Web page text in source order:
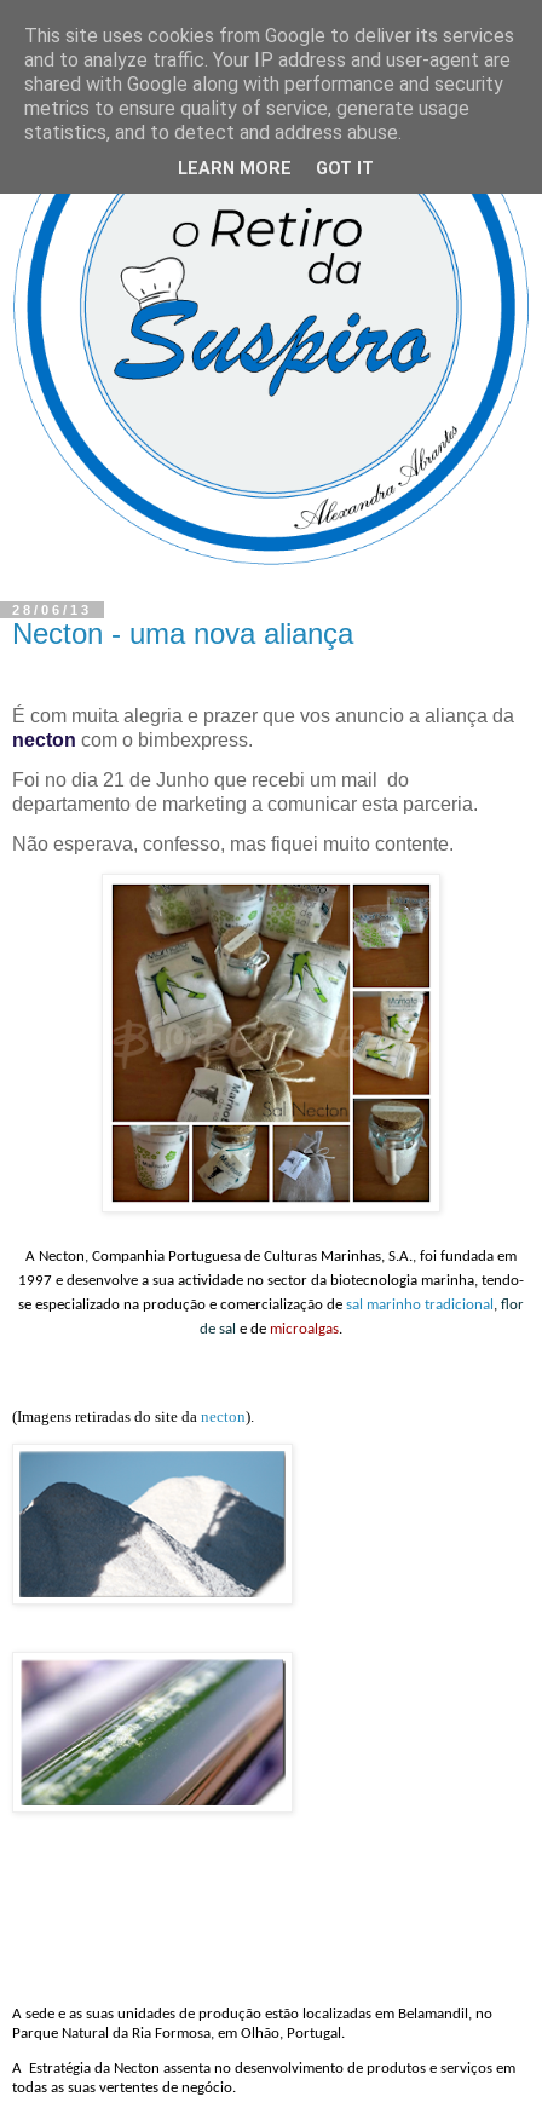
28/06/13
Necton - uma nova aliança
É com muita alegria e prazer que vos anuncio a aliança da
necton com o bimbexpress.
Foi no dia 21 de Junho que recebi um mail do
departamento de marketing a comunicar esta parceria.
Não esperava, confesso, mas fiquei muito contente.
A Necton, Companhia Portuguesa de Culturas Marinhas, S.A., foi fundada em
1997 e desenvolve a sua actividade no sector da biotecnologia marinha, tendo-
se especializado na produção e comercialização de sal marinho tradicional , flor
de sal e de microalgas.
(Imagens retiradas do site da necton).
A sede e as suas unidades de produção estão localizadas em Belamandil, no
Parque Natural da Ria Formosa, em Olhão, Portugal.
A
Estratégia da Necton assenta no desenvolvimento de produtos e serviços em
todas as suas vertentes de negócio.
This site uses cookies from Google to deliver its services
and to analyze traffic. Your IP address and user-agent are
shared with Google along with performance and security
metrics to ensure quality of service, generate usage
statistics, and to detect and address abuse.
LEARN MORE GOT IT